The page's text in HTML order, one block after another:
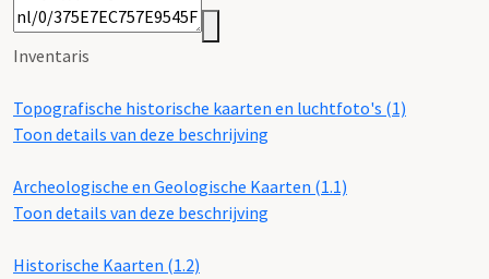
Inventaris
Topografische historische kaarten en luchtfoto's (1)
Toon details van deze beschrijving
Archeologische en Geologische Kaarten (1.1)
Toon details van deze beschrijving
Historische Kaarten (1.2)